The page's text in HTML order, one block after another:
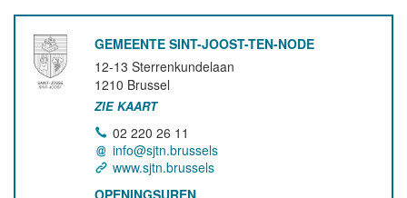
GEMEENTE SINT-JOOST-TEN-NODE
12-13 Sterrenkundelaan
1210 Brussel
ZIE KAART
02 220 26 11
info@sjtn.brussels
www.sjtn.brussels